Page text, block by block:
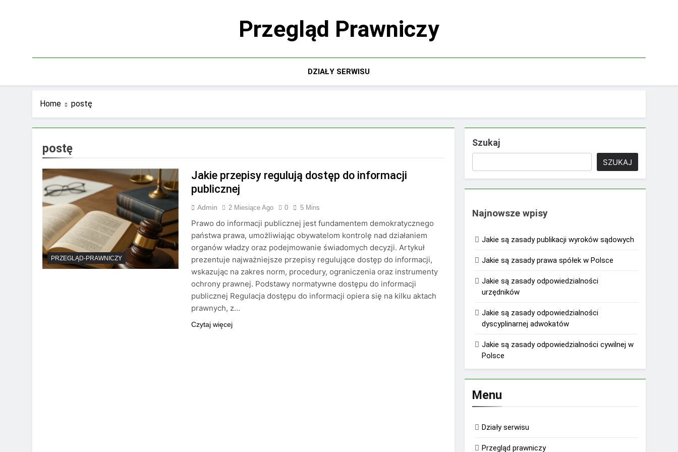
Przegląd Prawniczy
DZIAŁY SERWISU
Home postę
postę
PRZEGLĄD-PRAWNICZY
Jakie przepisy regulują dostęp do informacji
publicznej
Admin 2 Miesiące Ago 0 5 Mins
Prawo do informacji publicznej jest fundamentem demokratycznego
państwa prawa, umożliwiając obywatelom kontrolę nad działaniem
organów władzy oraz podejmowanie świadomych decyzji. Artykuł
prezentuje najważniejsze przepisy regulujące dostęp do informacji,
wskazując na zakres norm, procedury, ograniczenia oraz instrumenty
ochrony prawnej. Podstawy normatywne dostępu do informacji
publicznej Regulacja dostępu do informacji opiera się na kilku aktach
prawnych, z…
Czytaj więcej
Szukaj
SZUKAJ
Najnowsze wpisy
Jakie są zasady publikacji wyroków sądowych
Jakie są zasady prawa spółek w Polsce
Jakie są zasady odpowiedzialności
urzędników
Jakie są zasady odpowiedzialności
dyscyplinarnej adwokatów
Jakie są zasady odpowiedzialności cywilnej w
Polsce
Menu
Działy serwisu
Przegląd prawniczy